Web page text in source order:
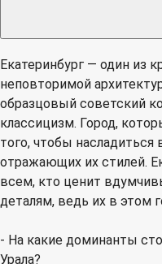
Екатеринбург — один из
неповторимой
образцовый советский
классицизм. Город,
того, чтобы
отражающих их стилей.
всем, кто ценит
деталям, ведь их в этом
- На какие доминанты
Урала?